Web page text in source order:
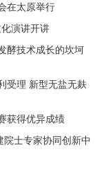
在太原举行
演讲开讲
酵技术成长的坎坷
受理 新型无盐无麸
获得优异成绩
士专家协同创新中